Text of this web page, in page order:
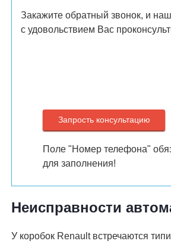
Закажите обратный звонок, и
с удовольствием Вас
Поле "Номер телефона"
для заполнения!
Неисправности
У коробок Renault встречаются